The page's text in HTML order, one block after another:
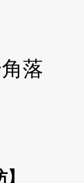
落